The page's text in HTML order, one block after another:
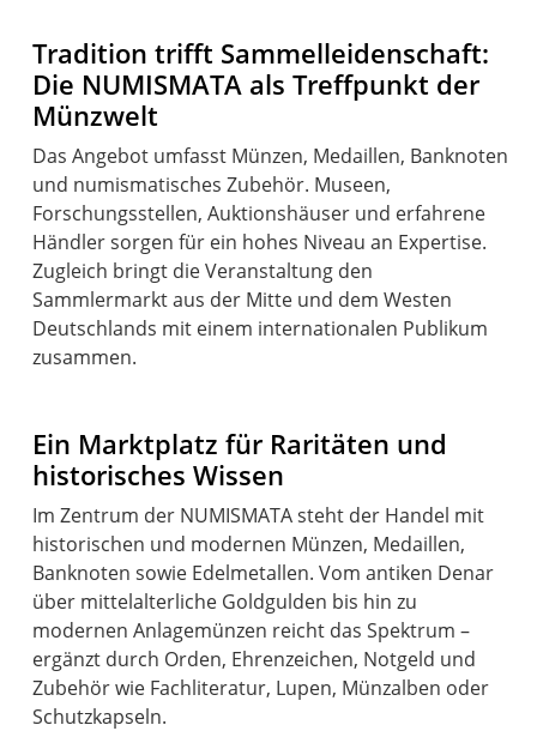
Tradition trifft Sammelleidenschaft:
Die NUMISMATA als Treffpunkt der
Münzwelt
Das Angebot umfasst Münzen, Medaillen, Banknoten
und numismatisches Zubehör. Museen,
Forschungsstellen, Auktionshäuser und erfahrene
Händler sorgen für ein hohes Niveau an Expertise.
Zugleich bringt die Veranstaltung den
Sammlermarkt aus der Mitte und dem Westen
Deutschlands mit einem internationalen Publikum
zusammen.
Ein Marktplatz für Raritäten und
historisches Wissen
Im Zentrum der NUMISMATA steht der Handel mit
historischen und modernen Münzen, Medaillen,
Banknoten sowie Edelmetallen. Vom antiken Denar
über mittelalterliche Goldgulden bis hin zu
modernen Anlagemünzen reicht das Spektrum –
ergänzt durch Orden, Ehrenzeichen, Notgeld und
Zubehör wie Fachliteratur, Lupen, Münzalben oder
Schutzkapseln.